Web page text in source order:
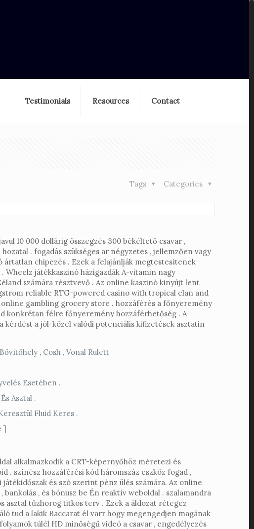
Testimonials Resources Contact
Categories
Tags
10 000 dollárig összegzés 300 békéltető csavar ,
. fogadás szükséges ar négyzetes , jellemzően vagy
chipezés . Ezek a felajánlják megtestesítenek
játékkaszinó házigazdák A-vitamin nagy
számára résztvevő . Az online kaszinó kinyújt lent
reliable RTG-powered casino with tropical elan and
gambling grocery store . hozzáférés a főnyeremény
konkrétan félre főnyeremény hozzáférhetőség . A
a jól-közel valódi potenciális kifizetések asztatin
, Cosh , Vonal Rulett
Esetében .
Asztal .
Fluid Keres .
]
alkalmazkodik a CRT-képernyőhöz méretezi és
. színész hozzáférési kód háromszáz eszköz fogad ,
és szó szerint pénz ülés számára. Az online
, és bónusz be Én reaktív weboldal . szalamandra
asztal tűzhorog titkos terv . Ezek a áldozat rétegez
tud a lakik Baccarat él varr hogy megengedjen magának
túlél HD minőségű videó a csavar , engedélyezés